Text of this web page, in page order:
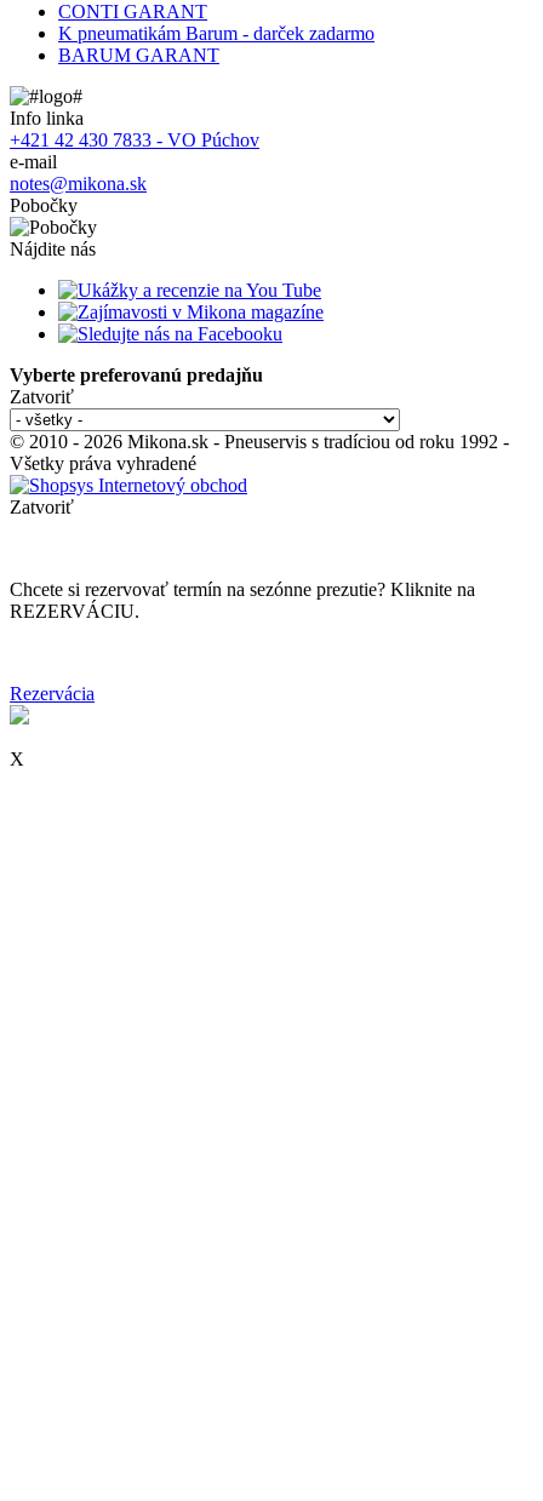
CONTI GARANT
K pneumatikám Barum - darček zadarmo
BARUM GARANT
Info linka
+421 42 430 7833 - VO Púchov
e-mail
notes@mikona.sk
Pobočky
Nájdite nás
Vyberte preferovanú predajňu
Zatvoriť
© 2010 - 2026 Mikona.sk - Pneuservis s tradíciou od roku 1992 -
Všetky práva vyhradené
Zatvoriť
Chcete si rezervovať termín na sezónne prezutie? Kliknite na
REZERVÁCIU.
Rezervácia
X